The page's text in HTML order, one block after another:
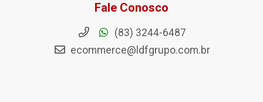
Fale Conosco
(83) 3244-6487
ecommerce@ldfgrupo.com.br